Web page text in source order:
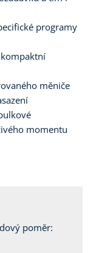
programy
měniče
momentu
poměr: